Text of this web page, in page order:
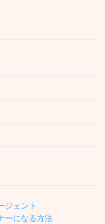
ジェント
ーになる方法